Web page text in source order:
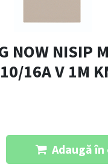
NOW NISIP
16A V 1M
Adaugă în